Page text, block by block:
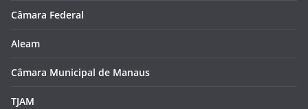
Câmara Federal
Aleam
Câmara Municipal de Manaus
TJAM